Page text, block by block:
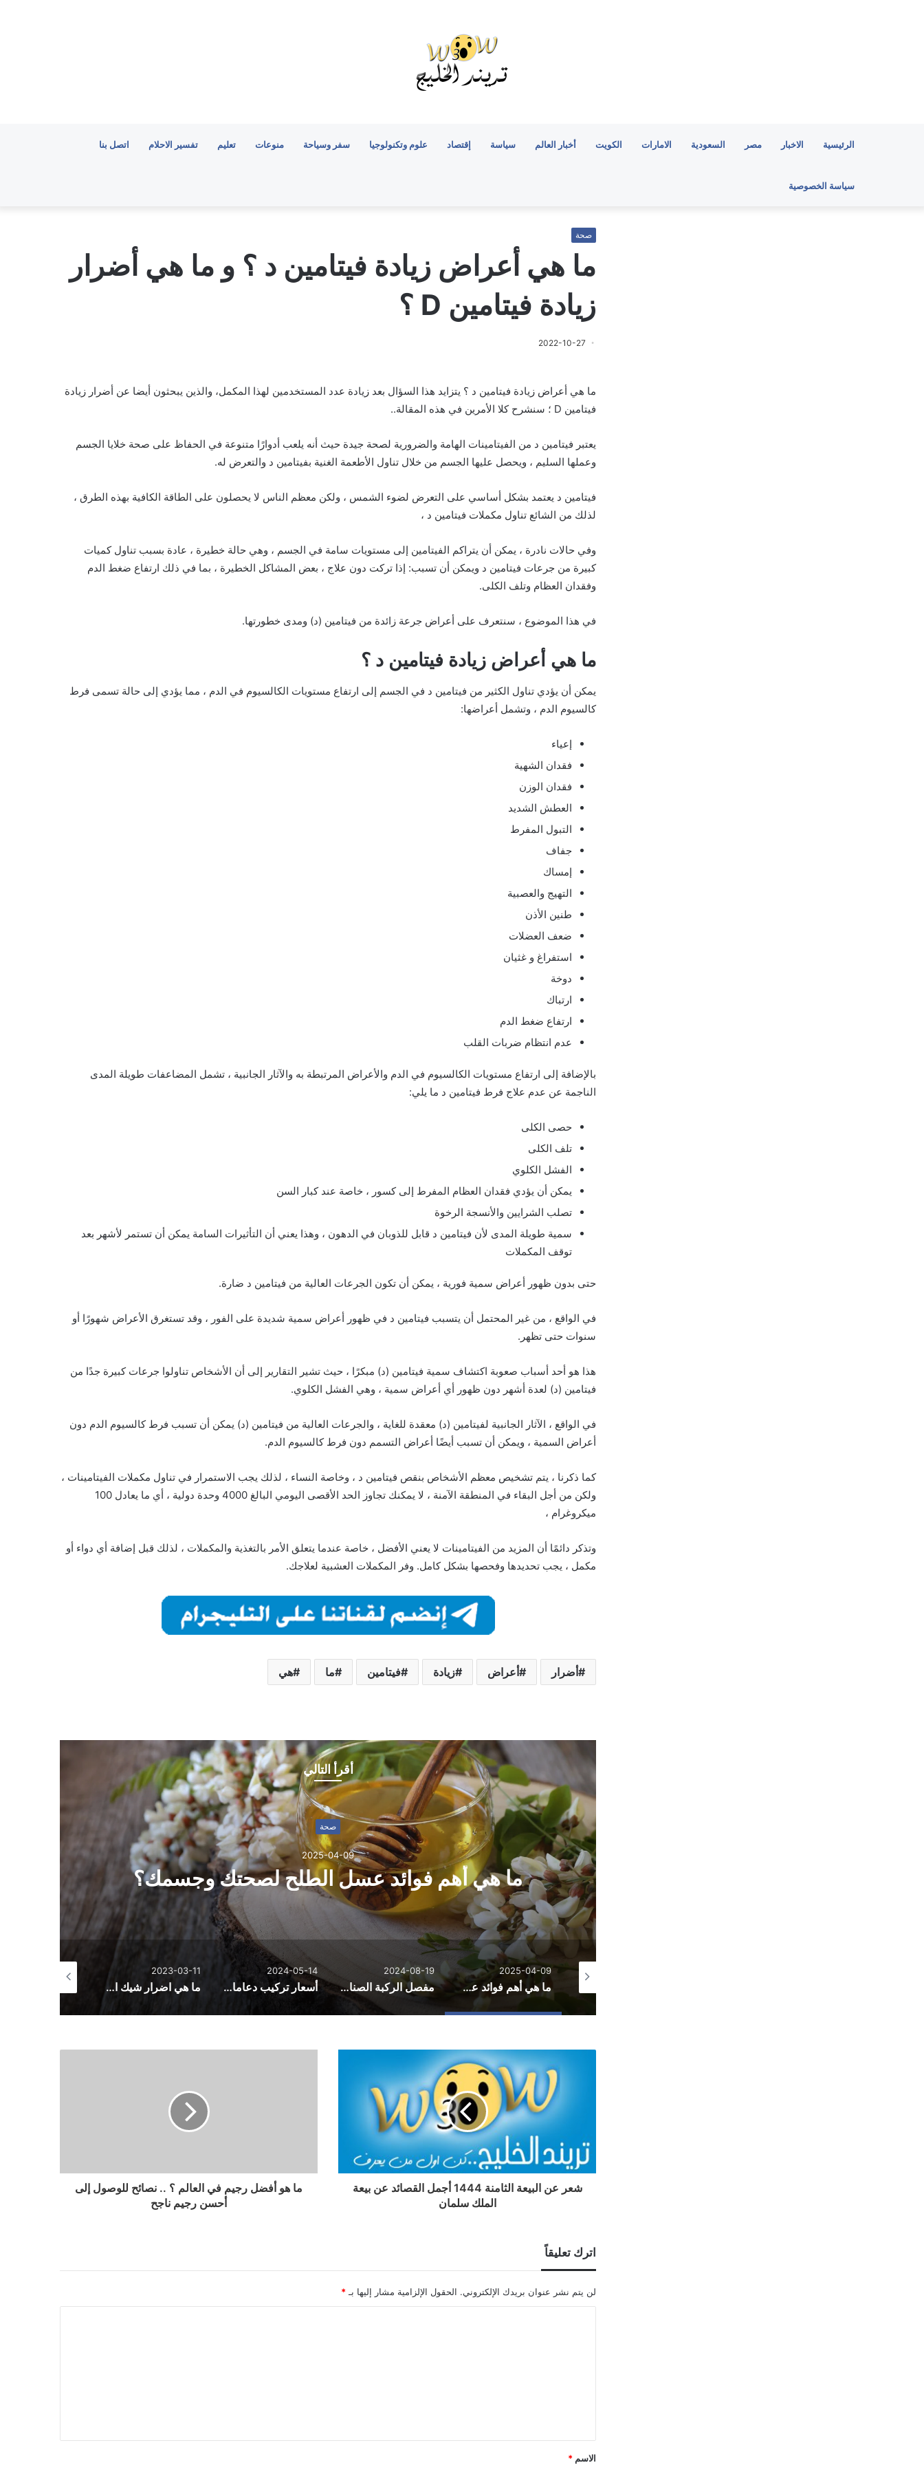
الرئيسية الاخبار مصر السعودية الامارات الكويت أخبار العالم سياسة إقتصاد علوم وتكنولوجيا سفر وسياحة منوعات تعليم تفسير الاحلام اتصل بنا
سياسة الخصوصية
صحة
ما هي أعراض زيادة فيتامين د ؟ و ما هي أضرار
زيادة فيتامين D ؟
2022-10-27
ما هي أعراض زيادة فيتامين د ؟ يتزايد هذا السؤال بعد زيادة عدد المستخدمين لهذا المكمل، والذين يبحثون أيضا عن أضرار زيادة
فيتامين D ؛ سنشرح كلا الأمرين في هذه المقالة..
يعتبر فيتامين د من الفيتامينات الهامة والضرورية لصحة جيدة حيث أنه يلعب أدوارًا متنوعة في الحفاظ على صحة خلايا الجسم
وعملها السليم ، ويحصل عليها الجسم من خلال تناول الأطعمة الغنية بفيتامين د والتعرض له.
فيتامين د يعتمد بشكل أساسي على التعرض لضوء الشمس ، ولكن معظم الناس لا يحصلون على الطاقة الكافية بهذه الطرق ،
لذلك من الشائع تناول مكملات فيتامين د ،
وفي حالات نادرة ، يمكن أن يتراكم الفيتامين إلى مستويات سامة في الجسم ، وهي حالة خطيرة ، عادة بسبب تناول كميات
كبيرة من جرعات فيتامين د ويمكن أن تسبب: إذا تركت دون علاج ، بعض المشاكل الخطيرة ، بما في ذلك ارتفاع ضغط الدم
وفقدان العظام وتلف الكلى.
في هذا الموضوع ، سنتعرف على أعراض جرعة زائدة من فيتامين (د) ومدى خطورتها.
ما هي أعراض زيادة فيتامين د ؟
يمكن أن يؤدي تناول الكثير من فيتامين د في الجسم إلى ارتفاع مستويات الكالسيوم في الدم ، مما يؤدي إلى حالة تسمى فرط
كالسيوم الدم ، وتشمل أعراضها:
إعياء
فقدان الشهية
فقدان الوزن
العطش الشديد
التبول المفرط
جفاف
إمساك
التهيج والعصبية
طنين الأذن
ضعف العضلات
استفراغ و غثيان
دوخة
ارتباك
ارتفاع ضغط الدم
عدم انتظام ضربات القلب
بالإضافة إلى ارتفاع مستويات الكالسيوم في الدم والأعراض المرتبطة به والآثار الجانبية ، تشمل المضاعفات طويلة المدى
الناجمة عن عدم علاج فرط فيتامين د ما يلي:
حصى الكلى
تلف الكلى
الفشل الكلوي
يمكن أن يؤدي فقدان العظام المفرط إلى كسور ، خاصة عند كبار السن
تصلب الشرايين والأنسجة الرخوة
سمية طويلة المدى لأن فيتامين د قابل للذوبان في الدهون ، وهذا يعني أن التأثيرات السامة يمكن أن تستمر لأشهر بعد
توقف المكملات
حتى بدون ظهور أعراض سمية فورية ، يمكن أن تكون الجرعات العالية من فيتامين د ضارة.
في الواقع ، من غير المحتمل أن يتسبب فيتامين د في ظهور أعراض سمية شديدة على الفور ، وقد تستغرق الأعراض شهورًا أو
سنوات حتى تظهر.
هذا هو أحد أسباب صعوبة اكتشاف سمية فيتامين (د) مبكرًا ، حيث تشير التقارير إلى أن الأشخاص تناولوا جرعات كبيرة جدًا من
فيتامين (د) لعدة أشهر دون ظهور أي أعراض سمية ، وهي الفشل الكلوي.
في الواقع ، الآثار الجانبية لفيتامين (د) معقدة للغاية ، والجرعات العالية من فيتامين (د) يمكن أن تسبب فرط كالسيوم الدم دون
أعراض السمية ، ويمكن أن تسبب أيضًا أعراض التسمم دون فرط كالسيوم الدم.
كما ذكرنا ، يتم تشخيص معظم الأشخاص بنقص فيتامين د ، وخاصة النساء ، لذلك يجب الاستمرار في تناول مكملات الفيتامينات ،
ولكن من أجل البقاء في المنطقة الآمنة ، لا يمكنك تجاوز الحد الأقصى اليومي البالغ 4000 وحدة دولية ، أي ما يعادل 100
ميكروغرام ،
وتذكر دائمًا أن المزيد من الفيتامينات لا يعني الأفضل ، خاصة عندما يتعلق الأمر بالتغذية والمكملات ، لذلك قبل إضافة أي دواء أو
مكمل ، يجب تحديدها وفحصها بشكل كامل. وفر المكملات العشبية لعلاجك.
أضرار أعراض زيادة فيتامين ما هي
أقرأ التالي
صحة
2025-04-09
ما هي أهم فوائد عسل الطلح لصحتك وجسمك؟
2025-04-09
ما هي أهم فوائد عسل الطلح لصحتك وجسمك؟
2024-08-19
مفصل الركبة الصناعي: كل ما يجب معرفته لتحقيق حياة جديدة خالية من الألم
2024-05-14
أسعار تركيب دعامات للعضو الذكري وأنواع الدعمات
2023-03-11
ما هي اضرار شيك اوف؟
2023-02-18
شعر عن البيعة الثامنة 1444 أجمل القصائد عن بيعة
الملك سلمان
ما هو أفضل رجيم في العالم ؟ .. نصائح للوصول إلى
أحسن رجيم ناجح
اترك تعليقاً
لن يتم نشر عنوان بريدك الإلكتروني. الحقول الإلزامية مشار إليها بـ *
ق
*
الاسم *